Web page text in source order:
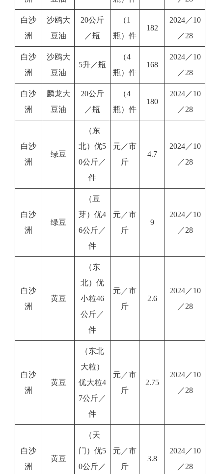
白沙
洲
沙鸥大
豆油
20公斤
／瓶
（1
瓶）件
182
2024／10
／28
白沙
洲
沙鸥大
豆油
5升／瓶
（4
瓶）件
168
2024／10
／28
白沙
洲
麟龙大
豆油
20公斤
／瓶
（4
瓶）件
180
2024／10
／28
白沙
洲
绿豆
（东
北）优5
0公斤／
件
元／市
斤
4.7
2024／10
／28
白沙
洲
绿豆
（豆
芽）优4
6公斤／
件
元／市
斤
9
2024／10
／28
白沙
洲
黄豆
（东
北）优
小粒46
公斤／
件
元／市
斤
2.6
2024／10
／28
白沙
洲
黄豆
（东北
大粒）
优大粒4
7公斤／
件
元／市
斤
2.75
2024／10
／28
白沙
洲
黄豆
（天
门）优5
0公斤／
元／市
斤
3.8
2024／10
／28